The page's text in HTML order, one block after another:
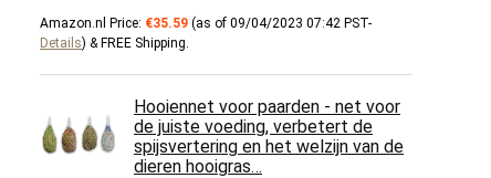
Amazon.nl Price: €35.59 (as of 09/04/2023 07:42 PST-
Details) & FREE Shipping.
Hooiennet voor paarden - net voor
de juiste voeding, verbetert de
spijsvertering en het welzijn van de
dieren hooigras…